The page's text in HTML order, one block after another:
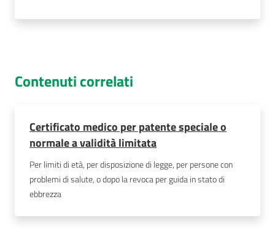
Contenuti correlati
Certificato medico per patente speciale o
normale a validità limitata
Per limiti di età, per disposizione di legge, per persone con
problemi di salute, o dopo la revoca per guida in stato di
ebbrezza